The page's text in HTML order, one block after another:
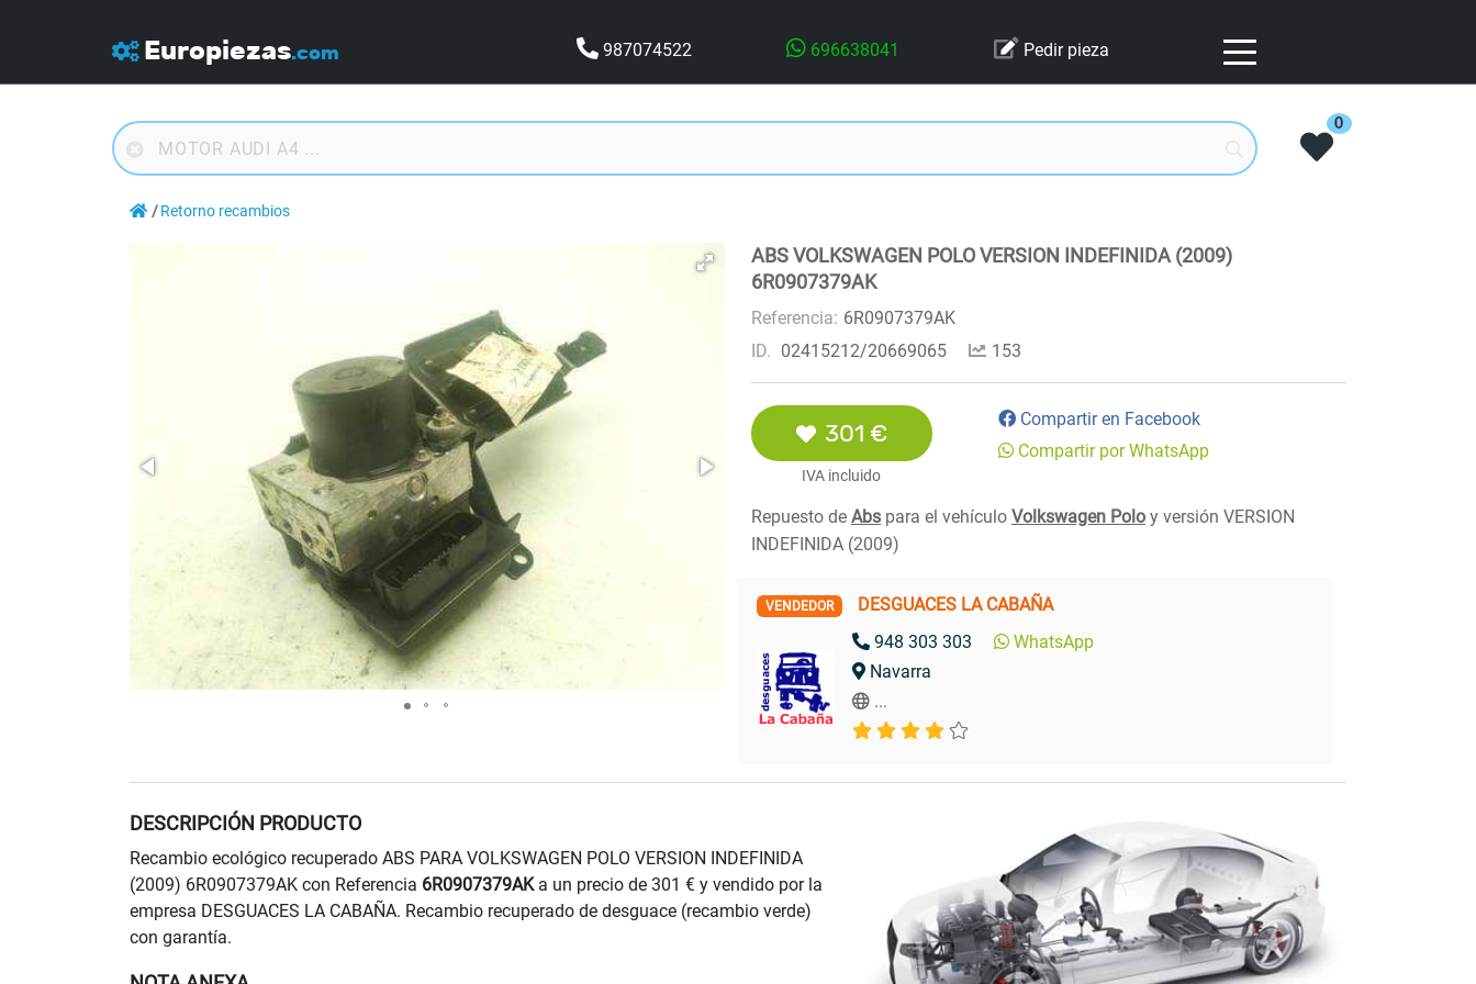
Europiezas.com 987074522 696638041 Pedir pieza
0
Retorno recambios
ABS VOLKSWAGEN POLO VERSION INDEFINIDA (2009)
6R0907379AK
Referencia: 6R0907379AK
ID. 02415212/20669065 153
301 €
IVA incluido
Compartir en Facebook
Compartir por WhatsApp
Repuesto de Abs para el vehículo Volkswagen Polo y versión VERSION
INDEFINIDA (2009)
VENDEDOR
DESGUACES LA CABAÑA
948 303 303
WhatsApp
Navarra
...
DESCRIPCIÓN PRODUCTO
Recambio ecológico recuperado ABS PARA VOLKSWAGEN POLO VERSION INDEFINIDA
(2009) 6R0907379AK con Referencia 6R0907379AKa un precio de 301 € y vendido por la
empresa DESGUACES LA CABAÑA. Recambio recuperado de desguace (recambio verde)
con garantía.